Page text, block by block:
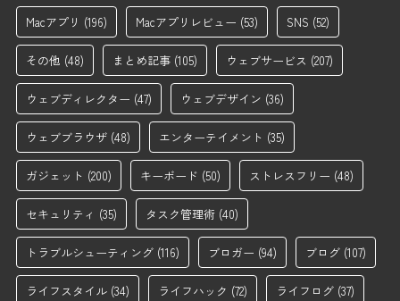
Macアプリ (196) Macアプリレビュー (53) SNS (52)
その他 (48) まとめ記事 (105) ウェブサービス (207)
ウェブディレクター (47) ウェブデザイン (36)
ウェブブラウザ (48) エンターテイメント (35)
ガジェット (200) キーボード (50) ストレスフリー (48)
セキュリティ (35) タスク管理術 (40)
トラブルシューティング (116) ブロガー (94) ブログ (107)
ライフスタイル (34) ライフハック (72) ライフログ (37)